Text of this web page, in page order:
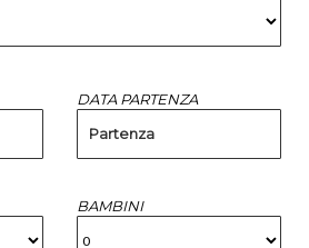
DATA PARTENZA
Partenza
BAMBINI